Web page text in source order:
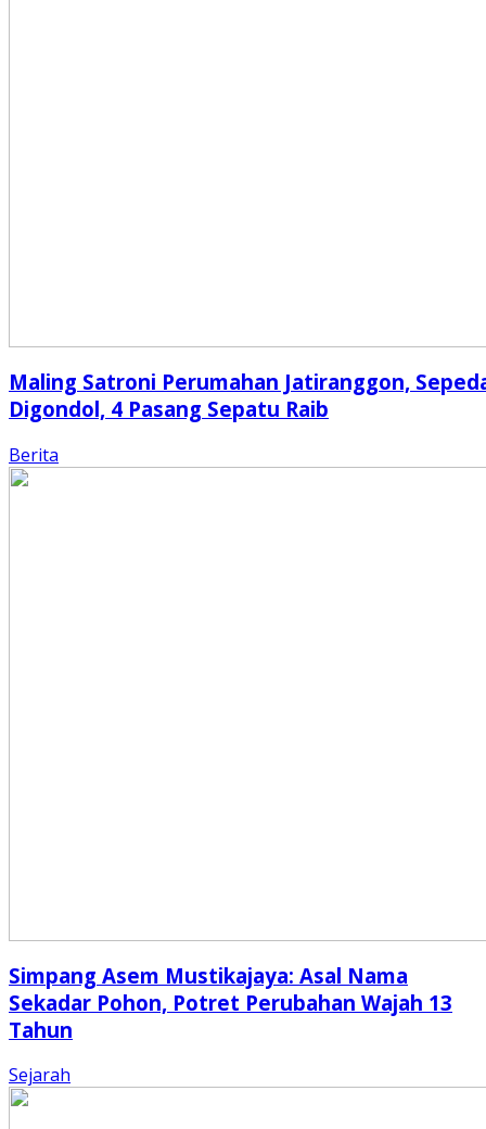
Maling Satroni Perumahan Jatiranggon,
Digondol, 4 Pasang Sepatu Raib
Berita
Simpang Asem Mustikajaya: Asal Nama
Sekadar Pohon, Potret Perubahan Wajah 13
Tahun
Sejarah